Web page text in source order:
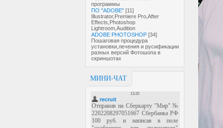
программы
ПО "ADOBE" [11]
Illustrator,Premiere Pro,After
Effects,Photoshop
Lightroom,Audition
ADOBE PHOTOSHOP [34]
Пошаговая процедура
установки,лечения и русификации
разных версий Фотошопа в
скриншотах
МИНИ-ЧАТ